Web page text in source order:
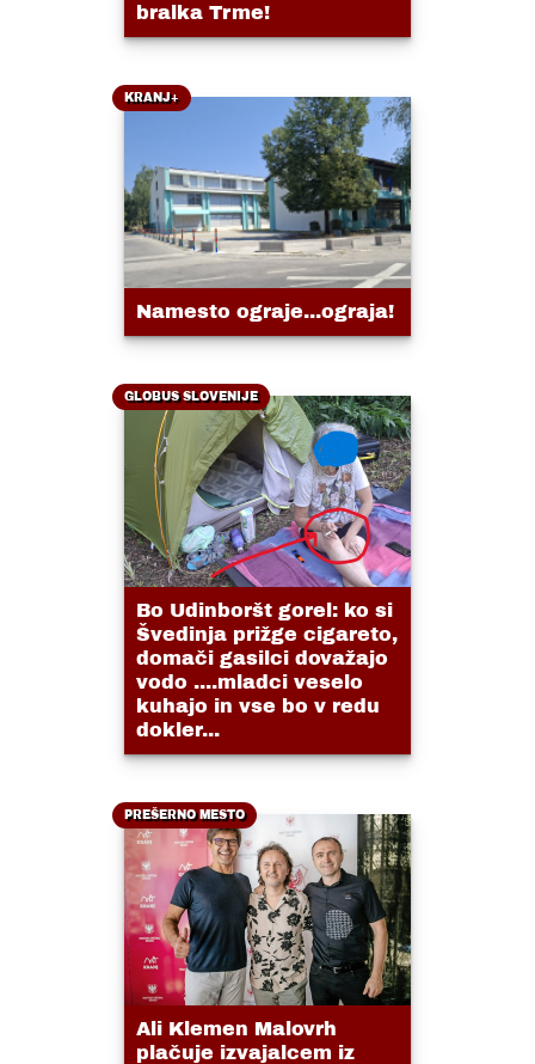
bralka Trme!
KRANJ+
Namesto ograje...ograja!
GLOBUS SLOVENIJE
Bo Udinboršt gorel: ko si
Švedinja prižge cigareto,
domači gasilci dovažajo
vodo ....mladci veselo
kuhajo in vse bo v redu
dokler...
PREŠERNO MESTO
Ali Klemen Malovrh
plačuje izvajalcem iz